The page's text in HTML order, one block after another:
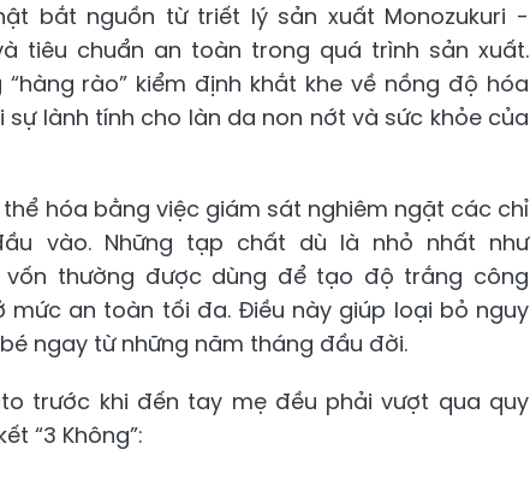
bắt nguồn từ triết lý sản xuất Monozukuri -
tiêu chuẩn an toàn trong quá trình sản xuất.
rào” kiểm định khắt khe về nồng độ hóa
lành tính cho làn da non nớt và sức khỏe của
hóa bằng việc giám sát nghiêm ngặt các chỉ
vào. Những tạp chất dù là nhỏ nhất như
vốn thường được dùng để tạo độ trắng công
an toàn tối đa. Điều này giúp loại bỏ nguy
ngay từ những năm tháng đầu đời.
trước khi đến tay mẹ đều phải vượt qua quy
“3 Không”: